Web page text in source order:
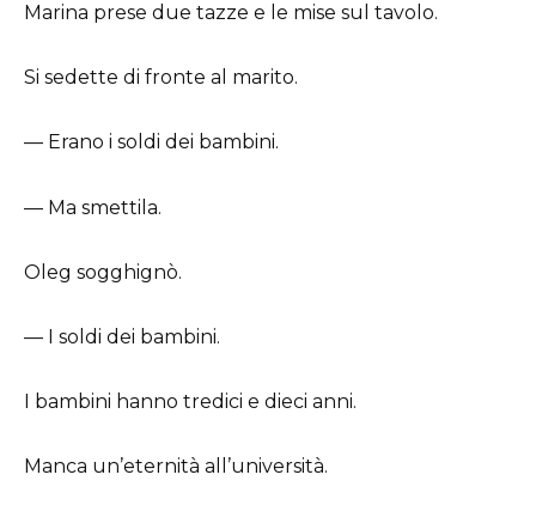
Marina prese due tazze e le mise sul tavolo.
Si sedette di fronte al marito.
— Erano i soldi dei bambini.
— Ma smettila.
Oleg sogghignò.
— I soldi dei bambini.
I bambini hanno tredici e dieci anni.
Manca un’eternità all’università.